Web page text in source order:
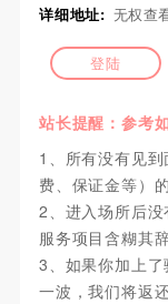
详细地址: 无权查
登陆
站长提醒：参考
1、所有没有见
费、保证金等）
2、进入场所后
服务项目含糊其
3、如果你加上
一波，我们将返